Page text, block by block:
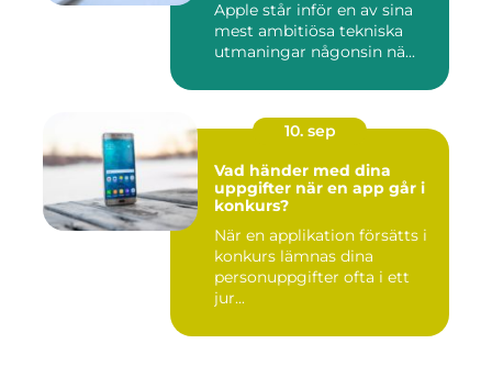
Apple står inför en av sina
mest ambitiösa tekniska
utmaningar någonsin nä...
10. sep
Vad händer med dina
uppgifter när en app går i
konkurs?
När en applikation försätts i
konkurs lämnas dina
personuppgifter ofta i ett
jur...